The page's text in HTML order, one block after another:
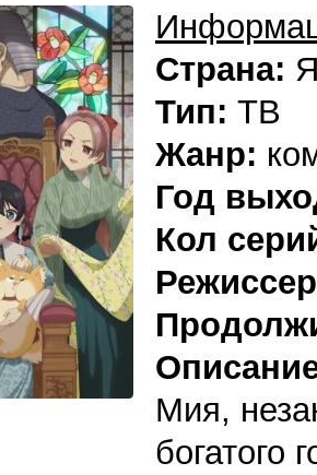
Страна:
Тип: ТВ
Жанр:
Год
Кол
Мия,
богатого